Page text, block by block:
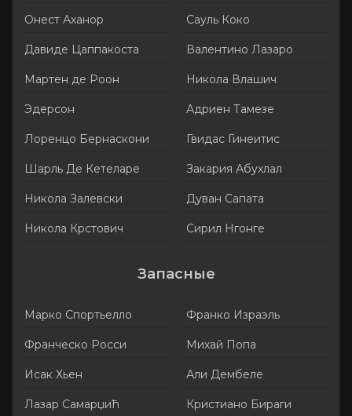
Онест Аханор
Давиде Цаппакоста
Мартен де Роон
Эдерсон
Лоренцо Бернаскони
Шарль Де Кетеларе
Никола Залевски
Никола Крстович
Сауль Коко
Валентино Лазаро
Никола Влашич
Адриен Тамезе
Гвидас Гинеитис
Закария Абухлал
Дуван Сапата
Сирил Нгонге
Запасные
Марко Спортьелло
Франческо Росси
Исак Хьен
Лазар Самарџић
Франко Израэль
Михай Попа
Али Дембеле
Кристиано Бираги